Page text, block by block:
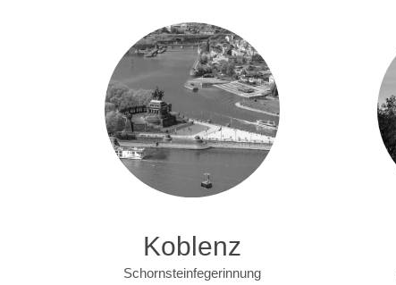
Koblenz
Schornsteinfegerinnung